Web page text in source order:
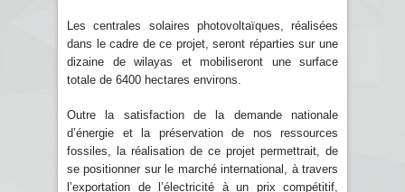
Les centrales solaires photovoltaïques, réalisées
dans le cadre de ce projet, seront réparties sur une
dizaine de wilayas et mobiliseront une surface
totale de 6400 hectares environs.
Outre la satisfaction de la demande nationale
d’énergie et la préservation de nos ressources
fossiles, la réalisation de ce projet permettrait, de
se positionner sur le marché international, à travers
l’exportation de l’électricité à un prix compétitif,